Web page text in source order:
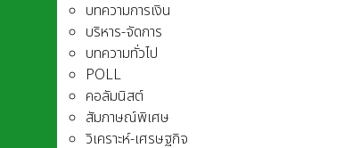
บทความการเงิน
บริหาร-จัดการ
บทความทั่วไป
POLL
คอลัมนิสต์
สัมภาษณ์พิเศษ
วิเคราะห์-เศรษฐกิจ